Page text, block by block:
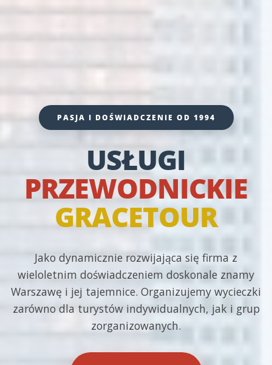
PASJA I DOŚWIADCZENIE OD 1994
USŁUGI
PRZEWODNICKIE
GRACETOUR
Jako dynamicznie rozwijająca się firma z
wieloletnim doświadczeniem doskonale znamy
Warszawę i jej tajemnice. Organizujemy wycieczki
zarówno dla turystów indywidualnych, jak i grup
zorganizowanych.